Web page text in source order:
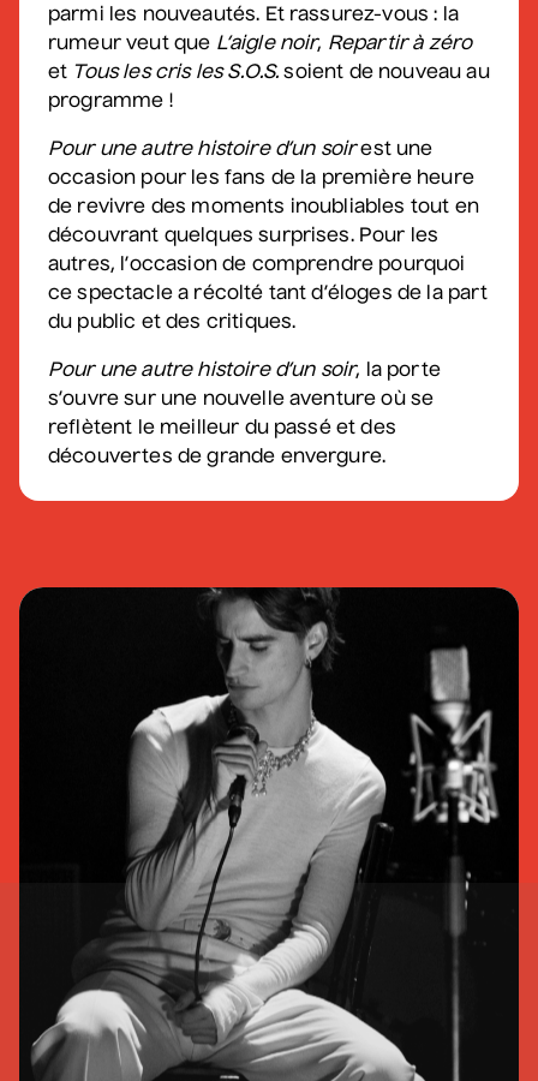
Véronic DiCaire
5 septembre 2026• 20 h 00
Salle André-Mathieu
Véronic DiCaire
• Nouveau spectacle
Salle André-Mathieu
Patrick Norman et
Théâtre Marcellin-Champagnat
Promotions
Josiane Aubuchon
• En promenade
9 septembre 2026• 19 h 30
Annexe3
Rodage
Bon Enfant
• Demande spéciale
10 septembre 2026• 19 h 30
Station culturelle Momo
Gratuit
Daniel Grenier
parmi les nouveautés. Et rassurez-vous : la
rumeur veut que L’aigle noir, Repartir à zéro
et Tous les cris les S.O.S. soient de nouveau au
programme !
Pour une autre histoire d’un soirest une
occasion pour les fans de la première heure
de revivre des moments inoubliables tout en
découvrant quelques surprises. Pour les
autres, l’occasion de comprendre pourquoi
ce spectacle a récolté tant d’éloges de la part
du public et des critiques.
Pour une autre histoire d’un soir, la porte
s’ouvre sur une nouvelle aventure où se
reflètent le meilleur du passé et des
découvertes de grande envergure.